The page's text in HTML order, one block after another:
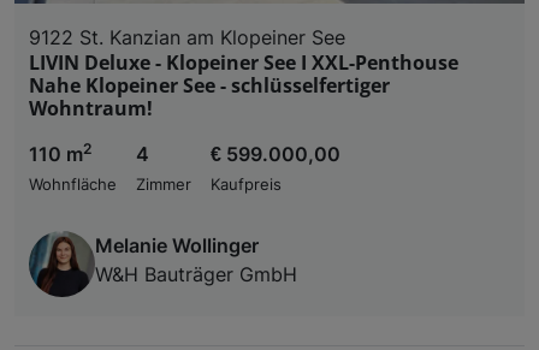
9122 St. Kanzian am Klopeiner See
LIVIN Deluxe - Klopeiner See I XXL-Penthouse
Nahe Klopeiner See - schlüsselfertiger
Wohntraum!
110 m2
Wohnfläche
4
Zimmer
€ 599.000,00
Kaufpreis
Melanie Wollinger
W&H Bauträger GmbH